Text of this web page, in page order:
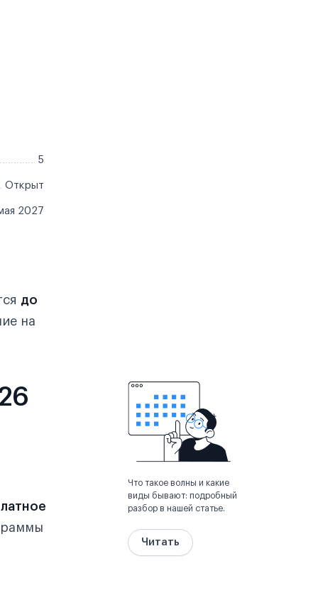
5
Открыт
2027
до
на
Что такое волны и какие
виды бывают: подробный
разбор в нашей статье.
Читать